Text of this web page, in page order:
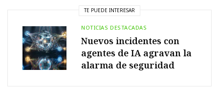
TE PUEDE INTERESAR
NOTICIAS DESTACADAS
Nuevos incidentes con
agentes de IA agravan la
alarma de seguridad